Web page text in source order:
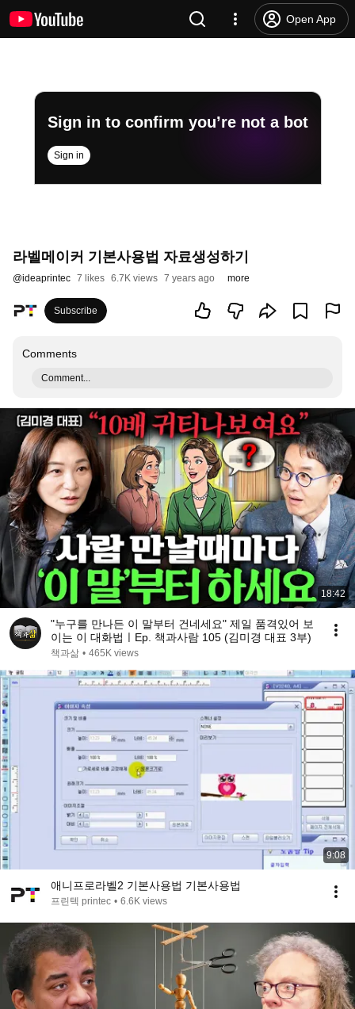
Open App
Sign in to confirm you’re not a bot
Sign in
라벨메이커 기본사용법 자료생성하기
@ideaprintec 7 likes 6.7K views 7 years ago more
Subscribe
Comments
Comment...
18:42
"누구를 만나든 이 말부터 건네세요" 제일 품격있어 보
이는 이 대화법ㅣEp. 책과사람 105 (김미경 대표 3부)
책과삶 • 465K views
9:08
애니프로라벨2 기본사용법 기본사용법
프린텍 printec • 6.6K views